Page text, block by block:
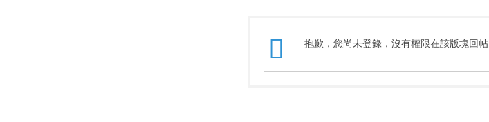
抱歉，您尚未登錄，沒有權限在該版塊回帖